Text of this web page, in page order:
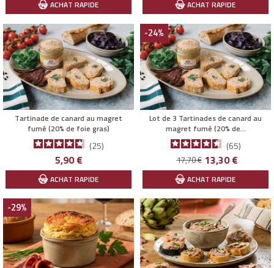
ACHAT RAPIDE ACHAT RAPIDE
Tartinade de canard au magret
fumé (20% de foie gras)
25
Prix
5,90 €
ACHAT RAPIDE
-24%
Lot de 3 Tartinades de canard au
magret fumé (20% de...
65
Prix
de
base
17,70 € Prix
13,30 €
ACHAT RAPIDE
-29%